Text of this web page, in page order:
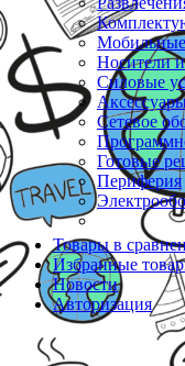
Мобильные
Носители
Силовые
Сетевое
Готовые
Периферия
Товары в
Избранные
Новости
Авторизация